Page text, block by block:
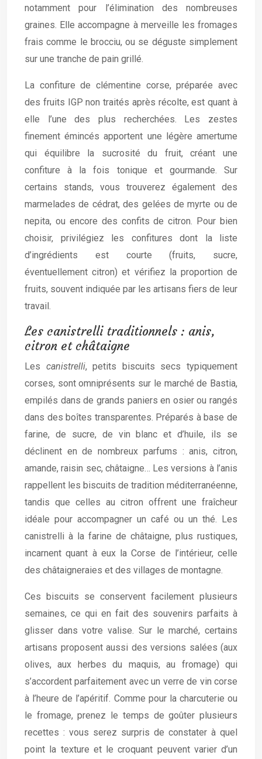
notamment pour l’élimination des nombreuses
graines. Elle accompagne à merveille les fromages
frais comme le brocciu, ou se déguste simplement
sur une tranche de pain grillé.
La confiture de clémentine corse, préparée avec
des fruits IGP non traités après récolte, est quant à
elle l’une des plus recherchées. Les zestes
finement émincés apportent une légère amertume
qui équilibre la sucrosité du fruit, créant une
confiture à la fois tonique et gourmande. Sur
certains stands, vous trouverez également des
marmelades de cédrat, des gelées de myrte ou de
nepita, ou encore des confits de citron. Pour bien
choisir, privilégiez les confitures dont la liste
d’ingrédients est courte (fruits, sucre,
éventuellement citron) et vérifiez la proportion de
fruits, souvent indiquée par les artisans fiers de leur
travail.
Les canistrelli traditionnels : anis,
citron et châtaigne
Les canistrelli, petits biscuits secs typiquement
corses, sont omniprésents sur le marché de Bastia,
empilés dans de grands paniers en osier ou rangés
dans des boîtes transparentes. Préparés à base de
farine, de sucre, de vin blanc et d’huile, ils se
déclinent en de nombreux parfums : anis, citron,
amande, raisin sec, châtaigne… Les versions à l’anis
rappellent les biscuits de tradition méditerranéenne,
tandis que celles au citron offrent une fraîcheur
idéale pour accompagner un café ou un thé. Les
canistrelli à la farine de châtaigne, plus rustiques,
incarnent quant à eux la Corse de l’intérieur, celle
des châtaigneraies et des villages de montagne.
Ces biscuits se conservent facilement plusieurs
semaines, ce qui en fait des souvenirs parfaits à
glisser dans votre valise. Sur le marché, certains
artisans proposent aussi des versions salées (aux
olives, aux herbes du maquis, au fromage) qui
s’accordent parfaitement avec un verre de vin corse
à l’heure de l’apéritif. Comme pour la charcuterie ou
le fromage, prenez le temps de goûter plusieurs
recettes : vous serez surpris de constater à quel
point la texture et le croquant peuvent varier d’un